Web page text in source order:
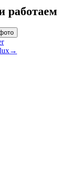
работаем
→